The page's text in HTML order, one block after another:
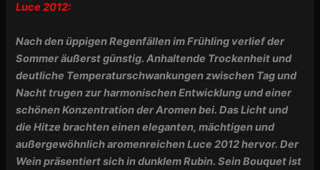
Luce 2012:
Nach den üppigen Regenfällen im Frühling verlief der
Sommer äußerst günstig. Anhaltende Trockenheit und
deutliche Temperaturschwankungen zwischen Tag und
Nacht trugen zur harmonischen Entwicklung und einer
schönen Konzentration der Aromen bei. Das Licht und
die Hitze brachten einen eleganten, mächtigen und
außergewöhnlich aromenreichen Luce 2012 hervor. Der
Wein präsentiert sich in dunklem Rubin. Sein Bouquet ist